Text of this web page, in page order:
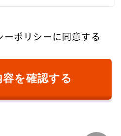
し、その他の目的に利用す
め
スのご提供およびその対
ーポリシーに同意する
容を確認する